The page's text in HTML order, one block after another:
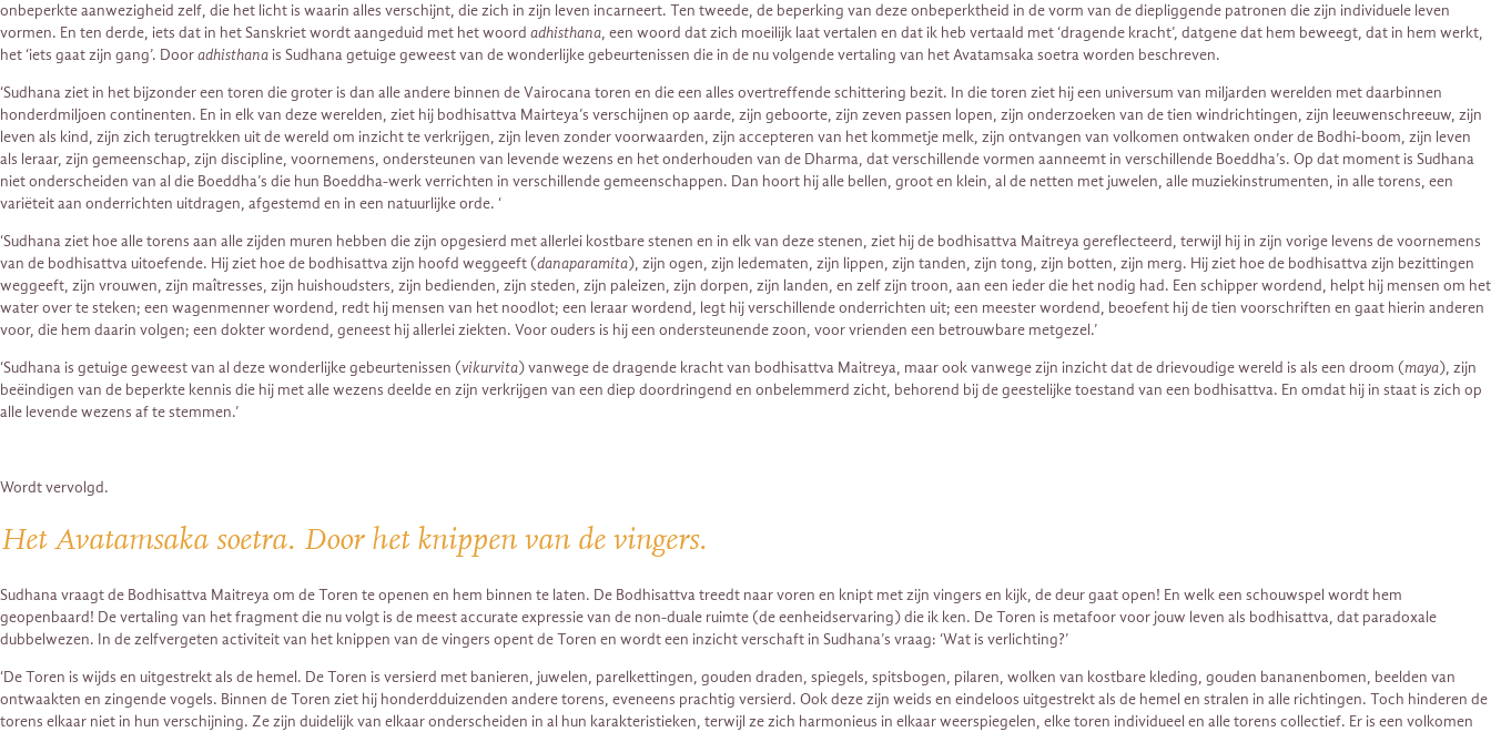
onbeperkte aanwezigheid zelf, die het licht is waarin alles verschijnt, die zich in zijn leven incarneert. Ten tweede, de beperking van deze onbeperktheid in de vorm van de diepliggende patronen die zijn individuele leven
vormen. En ten derde, iets dat in het Sanskriet wordt aangeduid met het woord adhisthana, een woord dat zich moeilijk laat vertalen en dat ik heb vertaald met ‘dragende kracht’, datgene dat hem beweegt, dat in hem werkt,
het ‘iets gaat zijn gang’. Dooradhisthana is Sudhana getuige geweest van de wonderlijke gebeurtenissen die in de nu volgende vertaling van het Avatamsaka soetra worden beschreven.
‘Sudhana ziet in het bijzonder een toren die groter is dan alle andere binnen de Vairocana toren en die een alles overtreffende schittering bezit. In die toren ziet hij een universum van miljarden werelden met daarbinnen
honderdmiljoen continenten. En in elk van deze werelden, ziet hij bodhisattva Mairteya’s verschijnen op aarde, zijn geboorte, zijn zeven passen lopen, zijn onderzoeken van de tien windrichtingen, zijn leeuwenschreeuw, zijn
leven als kind, zijn zich terugtrekken uit de wereld om inzicht te verkrijgen, zijn leven zonder voorwaarden, zijn accepteren van het kommetje melk, zijn ontvangen van volkomen ontwaken onder de Bodhi-boom, zijn leven
als leraar, zijn gemeenschap, zijn discipline, voornemens, ondersteunen van levende wezens en het onderhouden van de Dharma, dat verschillende vormen aanneemt in verschillende Boeddha’s. Op dat moment is Sudhana
niet onderscheiden van al die Boeddha’s die hun Boeddha-werk verrichten in verschillende gemeenschappen. Dan hoort hij alle bellen, groot en klein, al de netten met juwelen, alle muziekinstrumenten, in alle torens, een
variëteit aan onderrichten uitdragen, afgestemd en in een natuurlijke orde. ‘
‘Sudhana ziet hoe alle torens aan alle zijden muren hebben die zijn opgesierd met allerlei kostbare stenen en in elk van deze stenen, ziet hij de bodhisattva Maitreya gereflecteerd, terwijl hij in zijn vorige levens de voornemens
van de bodhisattva uitoefende. Hij ziet hoe de bodhisattva zijn hoofd weggeeft (danaparamita), zijn ogen, zijn ledematen, zijn lippen, zijn tanden, zijn tong, zijn botten, zijn merg. Hij ziet hoe de bodhisattva zijn bezittingen
weggeeft, zijn vrouwen, zijn maîtresses, zijn huishoudsters, zijn bedienden, zijn steden, zijn paleizen, zijn dorpen, zijn landen, en zelf zijn troon, aan een ieder die het nodig had. Een schipper wordend, helpt hij mensen om het
water over te steken; een wagenmenner wordend, redt hij mensen van het noodlot; een leraar wordend, legt hij verschillende onderrichten uit; een meester wordend, beoefent hij de tien voorschriften en gaat hierin anderen
voor, die hem daarin volgen; een dokter wordend, geneest hij allerlei ziekten. Voor ouders is hij een ondersteunende zoon, voor vrienden een betrouwbare metgezel.’
‘Sudhana is getuige geweest van al deze wonderlijke gebeurtenissen (vikurvita) vanwege de dragende kracht van bodhisattva Maitreya, maar ook vanwege zijn inzicht dat de drievoudige wereld is als een droom (maya), zijn
beëindigen van de beperkte kennis die hij met alle wezens deelde en zijn verkrijgen van een diep doordringend en onbelemmerd zicht, behorend bij de geestelijke toestand van een bodhisattva. En omdat hij in staat is zich op
alle levende wezens af te stemmen.’
Wordt vervolgd.
Het Avatamsaka soetra. Door het knippen van de vingers.
Sudhana vraagt de Bodhisattva Maitreya om de Toren te openen en hem binnen te laten. De Bodhisattva treedt naar voren en knipt met zijn vingers en kijk, de deur gaat open! En welk een schouwspel wordt hem
geopenbaard! De vertaling van het fragment die nu volgt is de meest accurate expressie van de non-duale ruimte (de eenheidservaring) die ik ken. De Toren is metafoor voor jouw leven als bodhisattva, dat paradoxale
dubbelwezen. In de zelfvergeten activiteit van het knippen van de vingers opent de Toren en wordt een inzicht verschaft in Sudhana’s vraag: ‘Wat is verlichting?’
‘De Toren is wijds en uitgestrekt als de hemel. De Toren is versierd met banieren, juwelen, parelkettingen, gouden draden, spiegels, spitsbogen, pilaren, wolken van kostbare kleding, gouden bananenbomen, beelden van
ontwaakten en zingende vogels. Binnen de Toren ziet hij honderdduizenden andere torens, eveneens prachtig versierd. Ook deze zijn weids en eindeloos uitgestrekt als de hemel en stralen in alle richtingen. Toch hinderen de
torens elkaar niet in hun verschijning. Ze zijn duidelijk van elkaar onderscheiden in al hun karakteristieken, terwijl ze zich harmonieus in elkaar weerspiegelen, elke toren individueel en alle torens collectief. Er is een volkomen